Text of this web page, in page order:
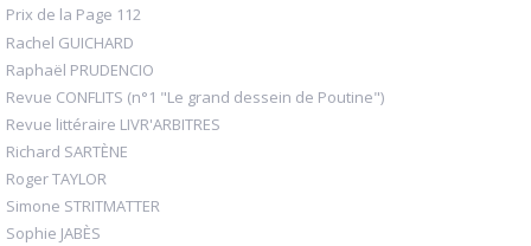
Prix de la Page 112
Rachel GUICHARD
Raphaël PRUDENCIO
Revue CONFLITS (n°1 "Le grand dessein de Poutine")
Revue littéraire LIVR'ARBITRES
Richard SARTÈNE
Roger TAYLOR
Simone STRITMATTER
Sophie JABÈS